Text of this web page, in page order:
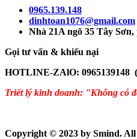
0965.139.148
dinhtoan1076@gmail.com
Nhà 21A ngõ 35 Tây
Gọi tư vấn & khiếu nại
HOTLINE-ZAlO: 0965139148
Triết lý kinh doanh: "Không có
Copyright © 2023 by Smind. All